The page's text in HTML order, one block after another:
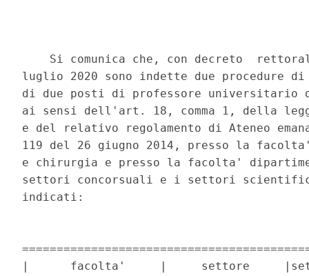
Si comunica che, con decreto
luglio 2020 sono indette due procedure
di due posti di professore universitario
ai sensi dell'art. 18, comma 1, della
e del relativo regolamento di Ateneo
119 del 26 giugno 2014, presso la
e chirurgia e presso la facolta'
settori concorsuali e i settori
indicati:
|      facolta'     |     settore